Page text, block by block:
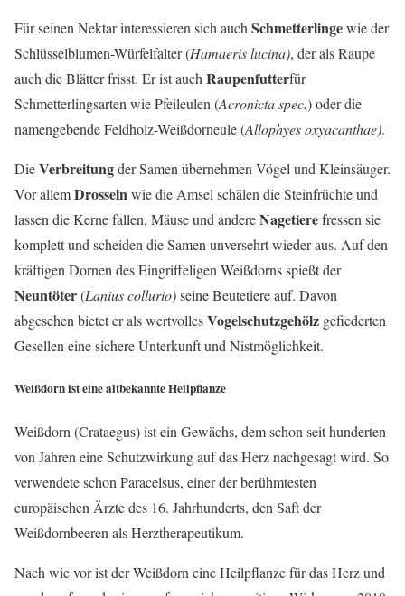
Für seinen Nektar interessieren sich auch Schmetterlingewie der
Schlüsselblumen-Würfelfalter (Hamaeris lucina), der als Raupe
auch die Blätter frisst. Er ist auch Raupenfutterfür
Schmetterlingsarten wie Pfeileulen (Acronicta spec.) oder die
namengebende Feldholz-Weißdorneule (Allophyes oxyacanthae).
DieVerbreitungder Samen übernehmen Vögel und Kleinsäuger.
Vor allemDrosselnwie die Amsel schälen die Steinfrüchte und
lassen die Kerne fallen, Mäuse und andereNagetierefressen sie
komplett und scheiden die Samen unversehrt wieder aus. Auf den
kräftigen Dornen des Eingriffeligen Weißdorns spießt der
Neuntöter(Lanius collurio)seine Beutetiere auf. Davon
abgesehen bietet er als wertvollesVogelschutzgehölz gefiederten
Gesellen eine sichere Unterkunft und Nistmöglichkeit.
Weißdorn ist eine altbekannte Heilpflanze
Weißdorn (Crataegus) ist ein Gewächs, dem schon seit hunderten
von Jahren eine Schutzwirkung auf das Herz nachgesagt wird. So
verwendete schon Paracelsus, einer der berühmtesten
europäischen Ärzte des 16. Jahrhunderts, den Saft der
Weißdornbeeren als Herztherapeutikum.
Nach wie vor ist der Weißdorn eine Heilpflanze für das Herz und